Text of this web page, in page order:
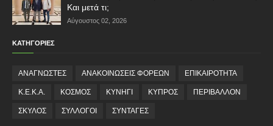
Και μετά τι;
Αύγουστος 02, 2026
ΚΑΤΗΓΟΡΙΕΣ
ΑΝΑΓΝΩΣΤΕΣ ΑΝΑΚΟΙΝΩΣΕΙΣ ΦΟΡΕΩΝ ΕΠΙΚΑΙΡΟΤΗΤΑ
Κ.Ε.Κ.Α. ΚΟΣΜΟΣ ΚΥΝΗΓΙ ΚΥΠΡΟΣ ΠΕΡΙΒΑΛΛΟΝ
ΣΚΥΛΟΣ ΣΥΛΛΟΓΟΙ ΣΥΝΤΑΓΕΣ